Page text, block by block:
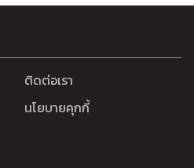
ติดต่อเรา
นโยบายคุกกี้